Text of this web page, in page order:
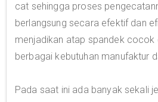
cat sehingga proses
berlangsung secara efektif dan
menjadikan atap spandek cocok
berbagai kebutuhan manufaktur
Pada saat ini ada banyak sekali